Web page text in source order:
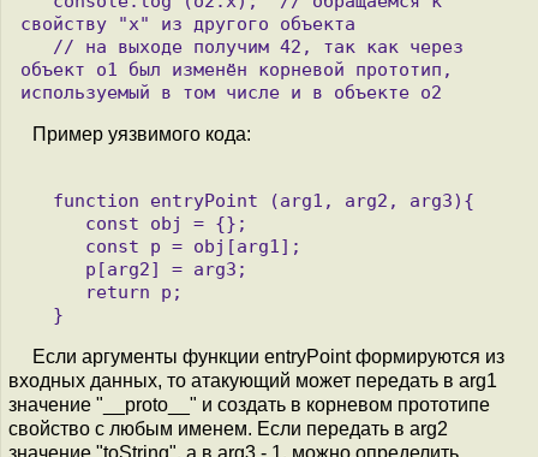
свойству "x" из другого объекта
объект o1 был изменён корневой прототип,
Пример уязвимого кода:
Если аргументы функции entryPoint формируются из
входных данных, то атакующий может передать в arg1
значение "__proto__" и создать в корневом прототипе
свойство с любым именем. Если передать в arg2
значение "toString", а в arg3 - 1, можно определить